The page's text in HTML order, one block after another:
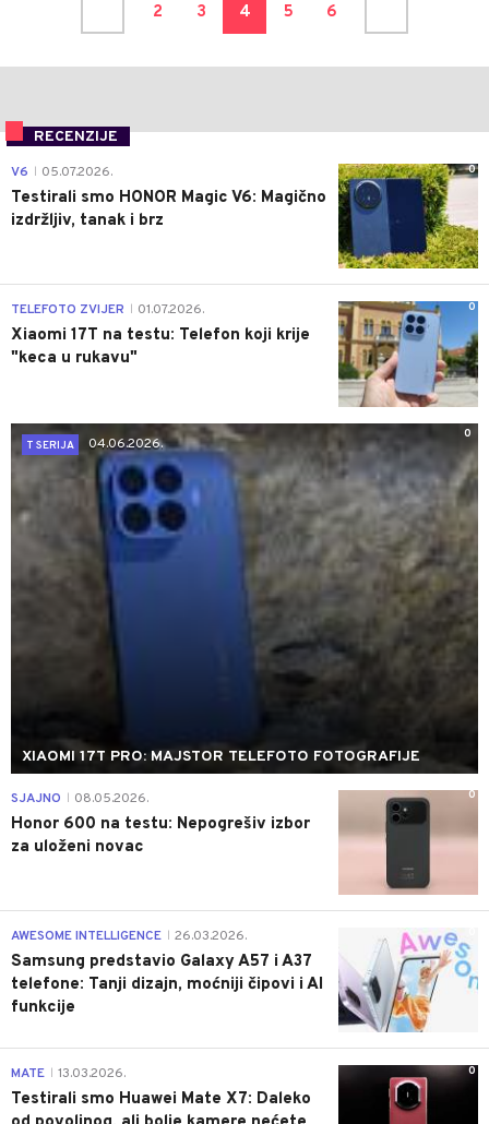
2 3 4 5 6
RECENZIJE
0
V6 05.07.2026.
Testirali smo HONOR Magic V6: Magično
izdržljiv, tanak i brz
0
TELEFOTO ZVIJER 01.07.2026.
Xiaomi 17T na testu: Telefon koji krije
"keca u rukavu"
0
T SERIJA
04.06.2026.
XIAOMI 17T PRO: MAJSTOR TELEFOTO FOTOGRAFIJE
0
SJAJNO 08.05.2026.
Honor 600 na testu: Nepogrešiv izbor
za uloženi novac
AWESOME INTELLIGENCE 26.03.2026.
Samsung predstavio Galaxy A57 i A37
telefone: Tanji dizajn, moćniji čipovi i AI
funkcije
0
MATE 13.03.2026.
Testirali smo Huawei Mate X7: Daleko